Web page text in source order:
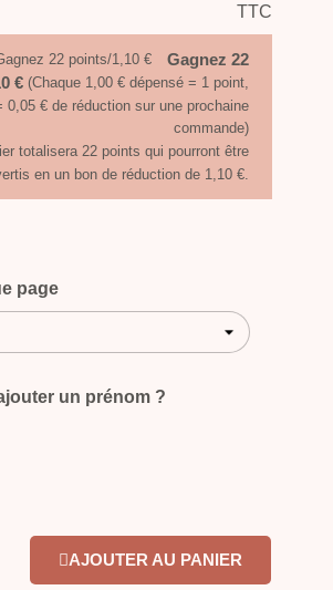
TTC
Gagnez 22
€ (Chaque 1,00 € dépensé = 1 point,
0,05 € de réduction sur une prochaine
commande)
totalisera 22 points qui pourront être
en un bon de réduction de 1,10 €.
page
un prénom ?
AJOUTER AU PANIER